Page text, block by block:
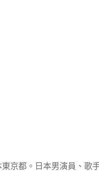
京都。日本男演員、歌